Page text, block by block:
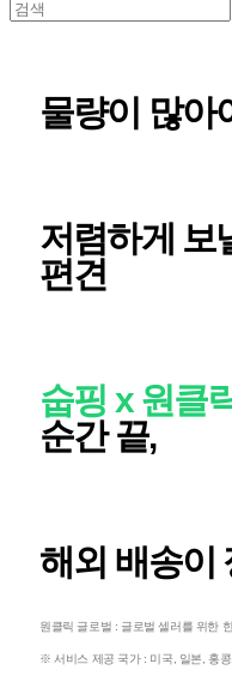
물량이 많아
저렴하게 보
편견
숩핑 x 원클
순간 끝,
해외 배송이
원클릭 글로벌 : 글로벌 셀러를 위한
※ 서비스 제공 국가 : 미국, 일본, 홍